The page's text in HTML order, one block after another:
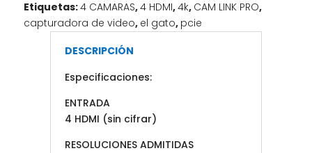
Etiquetas:4 CAMARAS,4 HDMI,4k, CAM LINK PRO,
capturadora de video, el gato, pcie
DESCRIPCIÓN
Especificaciones:
ENTRADA
4 HDMI (sin cifrar)
RESOLUCIONES ADMITIDAS